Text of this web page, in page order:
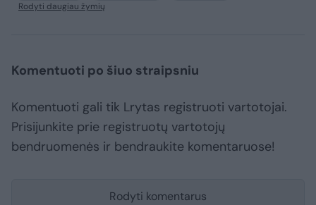
Rodyti daugiau žymių
Komentuoti po šiuo straipsniu
Komentuoti gali tik Lrytas registruoti vartotojai.
Prisijunkite prie registruotų vartotojų
bendruomenės ir bendraukite komentaruose!
Rodyti komentarus